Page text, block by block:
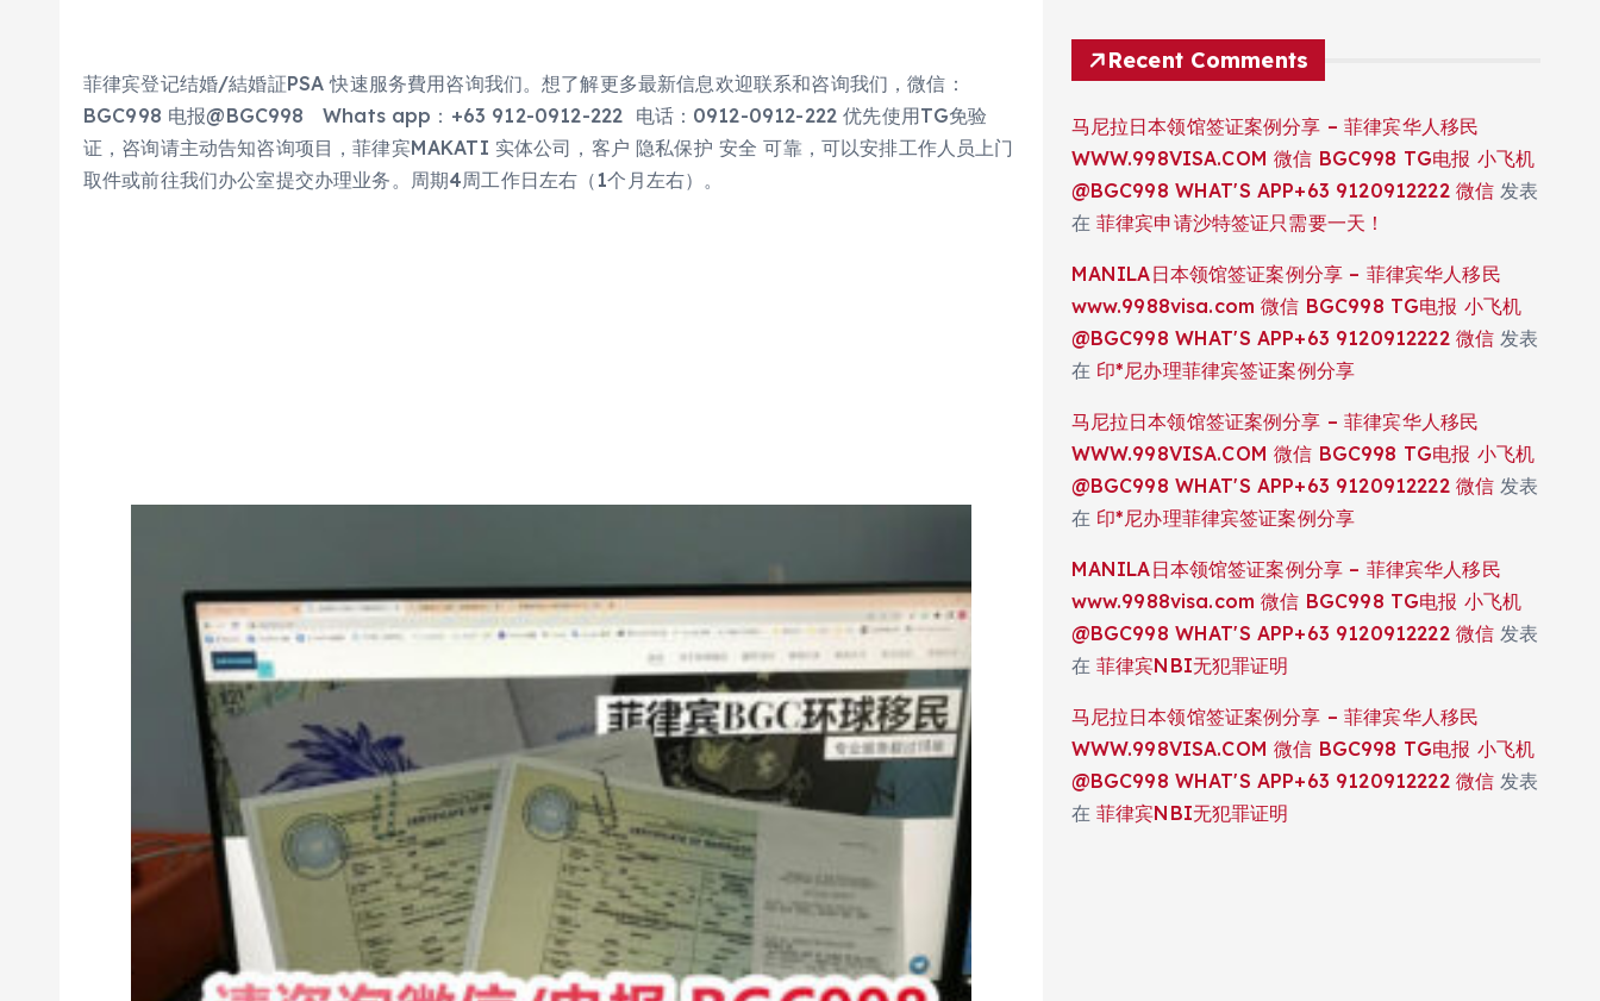
菲律宾登记结婚/結婚証PSA 快速服务費用咨询我们。想了解更多最新信息欢迎联系和咨询我们，微信：
BGC998 电报@BGC998   Whats app：+63 912-0912-222  电话：0912-0912-222 优先使用TG免验
证，咨询请主动告知咨询项目，菲律宾MAKATI 实体公司，客户 隐私保护 安全 可靠，可以安排工作人员上门
取件或前往我们办公室提交办理业务。周期4周工作日左右（1个月左右）。
Recent Comments
马尼拉日本领馆签证案例分享 – 菲律宾华人移民
WWW.998VISA.COM 微信 BGC998 TG电报 小飞机
@BGC998 WHAT'S APP+63 9120912222 微信 发表
在 菲律宾申请沙特签证只需要一天！
MANILA日本领馆签证案例分享 – 菲律宾华人移民
www.9988visa.com 微信 BGC998 TG电报 小飞机
@BGC998 WHAT'S APP+63 9120912222 微信 发表
在 印*尼办理菲律宾签证案例分享
马尼拉日本领馆签证案例分享 – 菲律宾华人移民
WWW.998VISA.COM 微信 BGC998 TG电报 小飞机
@BGC998 WHAT'S APP+63 9120912222 微信 发表
在 印*尼办理菲律宾签证案例分享
MANILA日本领馆签证案例分享 – 菲律宾华人移民
www.9988visa.com 微信 BGC998 TG电报 小飞机
@BGC998 WHAT'S APP+63 9120912222 微信 发表
在 菲律宾NBI无犯罪证明
马尼拉日本领馆签证案例分享 – 菲律宾华人移民
WWW.998VISA.COM 微信 BGC998 TG电报 小飞机
@BGC998 WHAT'S APP+63 9120912222 微信 发表
在 菲律宾NBI无犯罪证明